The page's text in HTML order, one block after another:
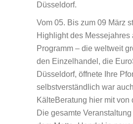
Düsseldorf.
Vom 05. Bis zum 09 März
Highlight des Messejahres
Programm – die weltweit
den Einzelhandel, die
Düsseldorf, öffnete Ihre
selbstverständlich war
KälteBeratung hier mit von
Die gesamte